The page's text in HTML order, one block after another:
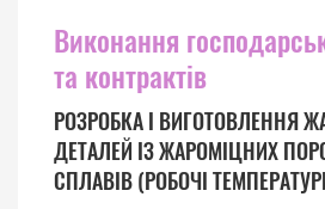
Виконання
та контрактів
РОЗРОБКА І ВИГОТОВЛЕННЯ
ДЕТАЛЕЙ ІЗ ЖАРОМІЦНИХ
СПЛАВІВ (РОБОЧІ